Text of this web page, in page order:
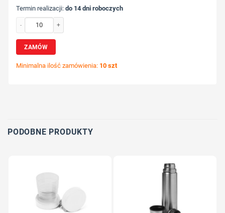
Termin realizacji:do 14 dni roboczych
ZAMÓW
Minimalna ilość zamówienia: 10 szt
PODOBNE PRODUKTY